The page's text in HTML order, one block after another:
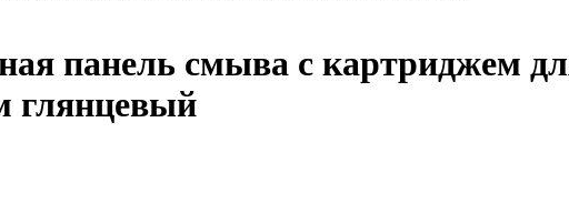
панель смыва с картриджем
глянцевый